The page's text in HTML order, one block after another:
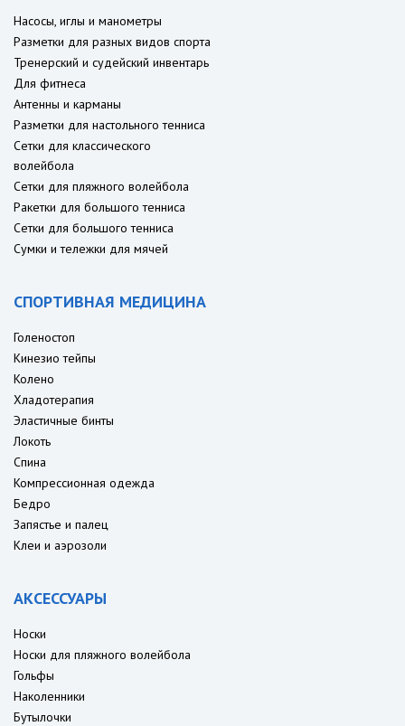
Насосы, иглы и манометры
Разметки для разных видов спорта
Тренерский и судейский инвентарь
Для фитнеса
Антенны и карманы
Разметки для настольного тенниса
Сетки для классического
волейбола
Сетки для пляжного волейбола
Ракетки для большого тенниса
Сетки для большого тенниса
Сумки и тележки для мячей
СПОРТИВНАЯ МЕДИЦИНА
Голеностоп
Кинезио тейпы
Колено
Хладотерапия
Эластичные бинты
Локоть
Спина
Компрессионная одежда
Бедро
Запястье и палец
Клеи и аэрозоли
АКСЕССУАРЫ
Носки
Носки для пляжного волейбола
Гольфы
Наколенники
Бутылочки